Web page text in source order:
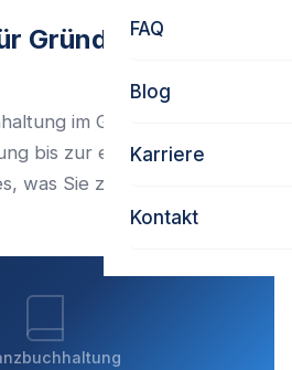
FAQ
Blog
Karriere
Kontakt
Gründer: Pflichten
im Griff haben – von
bis zur ersten
was Sie zum Start wissen